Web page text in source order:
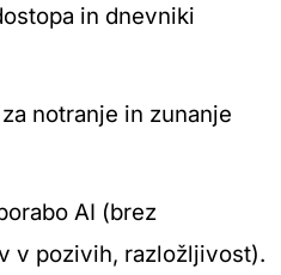
in dnevniki
notranje in zunanje
AI (brez
v pozivih, razložljivost).